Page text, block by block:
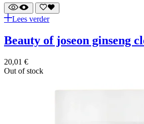
Lees verder
beauty of joseon ginseng
20,01 €
Out of stock